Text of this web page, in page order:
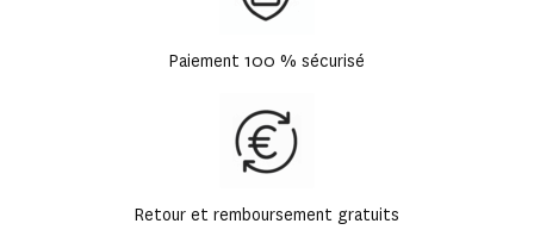
Paiement 100 % sécurisé
Retour et remboursement gratuits